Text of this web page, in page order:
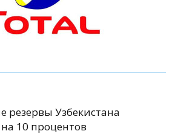
Узбекистана
10 процентов